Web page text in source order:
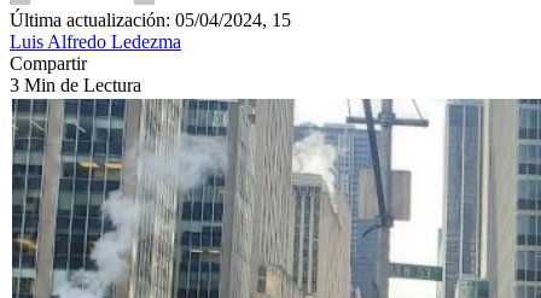
Última actualización: 05/04/2024, 15
Luis Alfredo Ledezma
Compartir
3 Min de Lectura